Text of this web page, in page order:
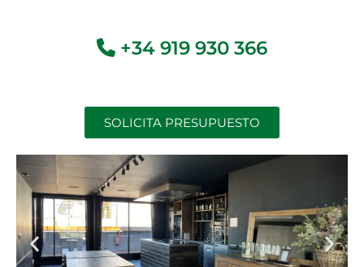
+34 919 930 366
SOLICITA PRESUPUESTO